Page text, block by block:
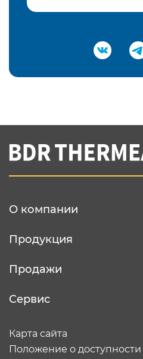
Подтвердить e-mail
Вы соглашаетесь с
конфеденциальности
О компании
Продукция
Продажи
Сервис
Карта сайта
Положение о доступности